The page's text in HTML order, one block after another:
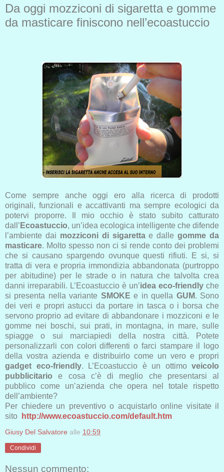
Da oggi mozziconi di sigaretta e gomme
da masticare finiscono nell’ecoastuccio
Come sempre anche oggi ero alla ricerca di prodotti
originali, funzionali e accattivanti ma sempre ecologici da
potervi proporre. Il mio occhio è stato subito catturato
dall’ Ecoastuccio, un’idea ecologica intelligente che difende
l’ambiente dai mozziconi di sigarettae dallegomme da
masticare. Molto spesso non ci si rende conto dei problemi
che si causano spargendo ovunque questi rifiuti. E si, si
tratta di vera e propria immondizia abbandonata (purtroppo
per abitudine) per le strade o in natura che talvolta crea
danni irreparabili. L’Ecoastuccio è un’idea eco-friendly che
si presenta nella variante SMOKE e in quella GUM. Sono
dei veri e propri astucci da portare in tasca o i borsa che
servono proprio ad evitare di abbandonare i mozziconi e le
gomme nei boschi, sui prati, in montagna, in mare, sulle
spiagge o sui marciapiedi della nostra città. Potete
personalizzarli con colori differenti o farci stampare il logo
della vostra azienda e distribuirlo come un vero e propri
gadget eco-friendly. L’Ecoastuccio è un ottimo veicolo
pubblicitario e cosa c’è di meglio che presentarsi al
pubblico come un’azienda che opera nel totale rispetto
dell’ambiente?
Per chiedere un preventivo o acquistarlo online visitate il
sito http://www.ecoastuccio.com/default.htm
Giusy Del Salvatore alle 10:59
Condividi
Nessun commento: